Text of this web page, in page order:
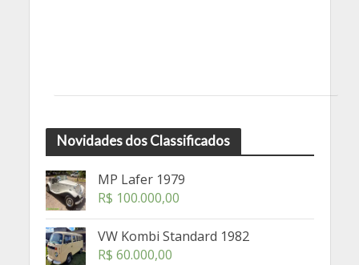
Novidades dos Classificados
MP Lafer 1979
R$ 100.000,00
VW Kombi Standard 1982
R$ 60.000,00